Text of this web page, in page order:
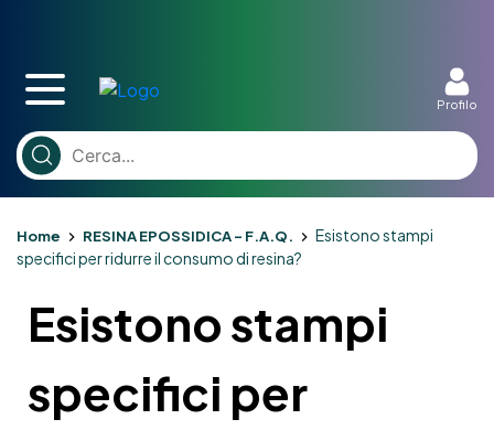
Profilo
Home RESINA EPOSSIDICA – F.A.Q.
Esistono stampi
specifici per ridurre il consumo di resina?
Esistono stampi
specifici per